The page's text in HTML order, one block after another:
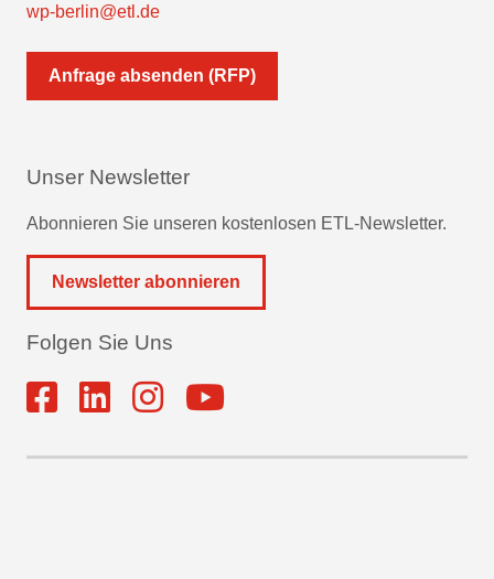
wp-berlin@etl.de
Anfrage absenden (RFP)
Unser Newsletter
Abonnieren Sie unseren kostenlosen ETL-Newsletter.
Newsletter abonnieren
Folgen Sie Uns